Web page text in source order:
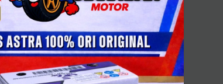
Samarinda
Kalimantan Timur, pastikan